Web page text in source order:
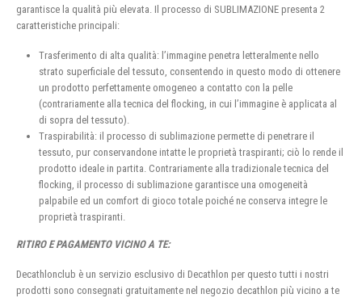
garantisce la qualità più elevata. Il processo di SUBLIMAZIONE presenta 2
caratteristiche principali:
Trasferimento di alta qualità: l’immagine penetra letteralmente nello
strato superficiale del tessuto, consentendo in questo modo di ottenere
un prodotto perfettamente omogeneo a contatto con la pelle
(contrariamente alla tecnica del flocking, in cui l’immagine è applicata al
di sopra del tessuto).
Traspirabilità: il processo di sublimazione permette di penetrare il
tessuto, pur conservandone intatte le proprietà traspiranti; ciò lo rende il
prodotto ideale in partita. Contrariamente alla tradizionale tecnica del
flocking, il processo di sublimazione garantisce una omogeneità
palpabile ed un comfort di gioco totale poiché ne conserva integre le
proprietà traspiranti.
RITIRO E PAGAMENTO VICINO A TE:
Decathlonclub è un servizio esclusivo di Decathlon per questo tutti i nostri
prodotti sono consegnati gratuitamente nel negozio decathlon più vicino a te